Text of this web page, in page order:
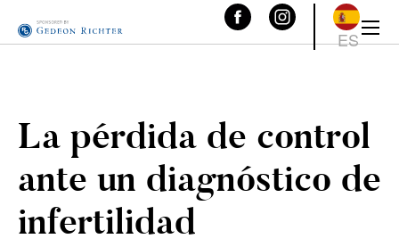
ES
La pérdida de control
ante un diagnóstico de
infertilidad